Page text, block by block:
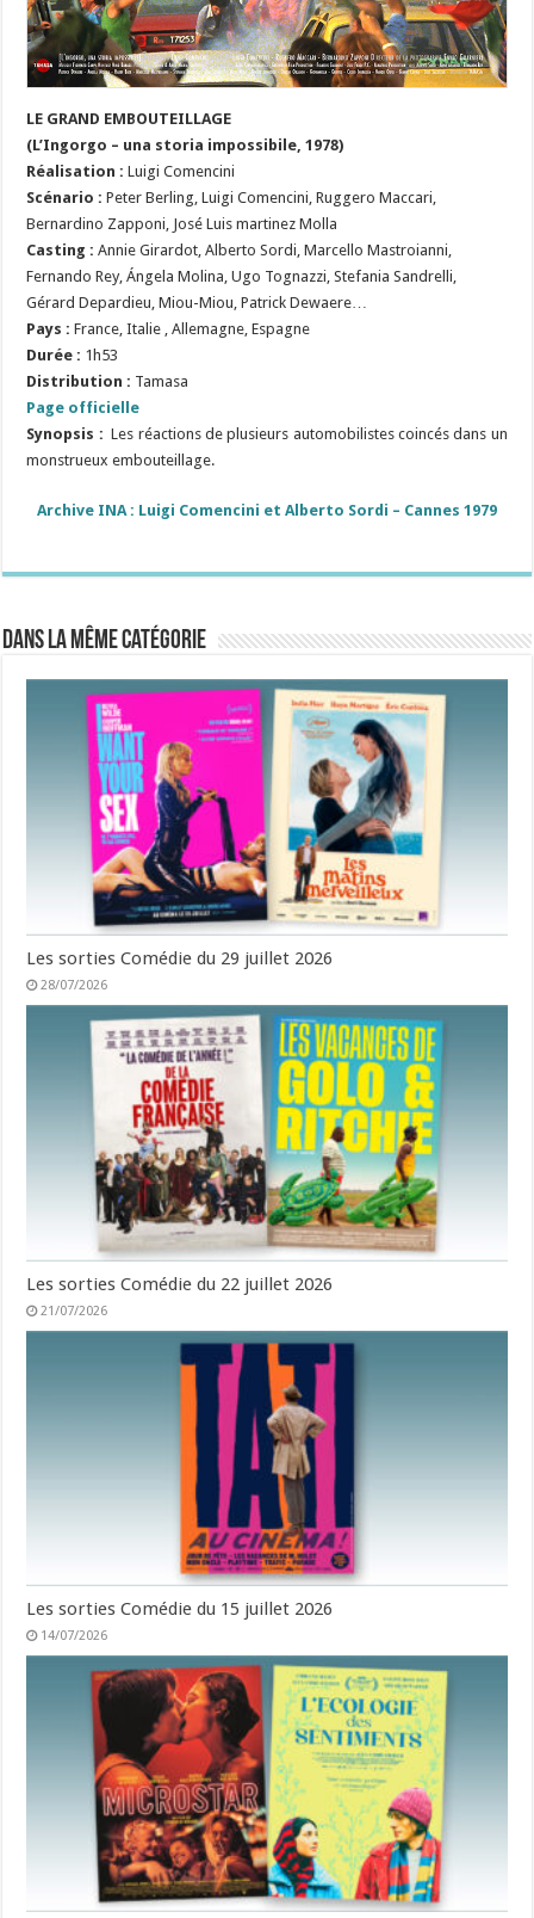
LE GRAND EMBOUTEILLAGE
(L’Ingorgo – una storia impossibile, 1978)
Réalisation :Luigi Comencini
Scénario : Peter Berling, Luigi Comencini, Ruggero Maccari,
Bernardino Zapponi, José Luis martinez Molla
Casting : Annie Girardot, Alberto Sordi, Marcello Mastroianni,
Fernando Rey, Ángela Molina, Ugo Tognazzi, Stefania Sandrelli,
Gérard Depardieu, Miou-Miou, Patrick Dewaere…
Pays : France, Italie , Allemagne, Espagne
Durée : 1h53
Distribution : Tamasa
Page officielle
Synopsis : Les réactions de plusieurs automobilistes coincés dans un
monstrueux embouteillage.
Archive INA : Luigi Comencini et Alberto Sordi – Cannes 1979
Dans la même catégorie
Les sorties Comédie du 29 juillet 2026
28/07/2026
Les sorties Comédie du 22 juillet 2026
21/07/2026
Les sorties Comédie du 15 juillet 2026
14/07/2026